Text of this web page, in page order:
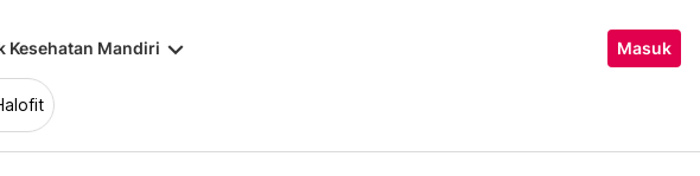
Kesehatan Mandiri keyboard_arrow_down Masuk